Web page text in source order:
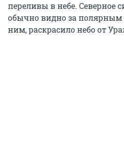
переливы в небе. Северное
обычно видно за полярным
ним, раскрасило небо от